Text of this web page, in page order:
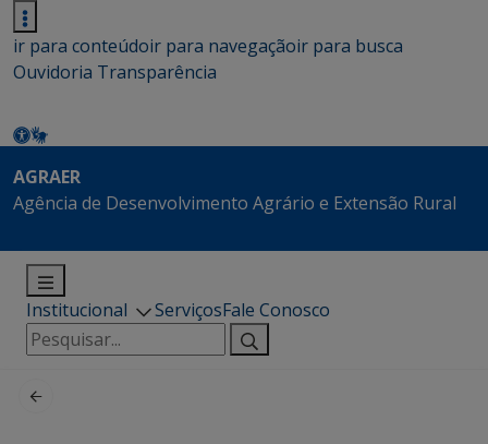
ir para conteúdoir para navegaçãoir para busca
Ouvidoria Transparência
AGRAER
Agência de Desenvolvimento Agrário e Extensão Rural
Institucional ServiçosFale Conosco
Pesquisar
por: